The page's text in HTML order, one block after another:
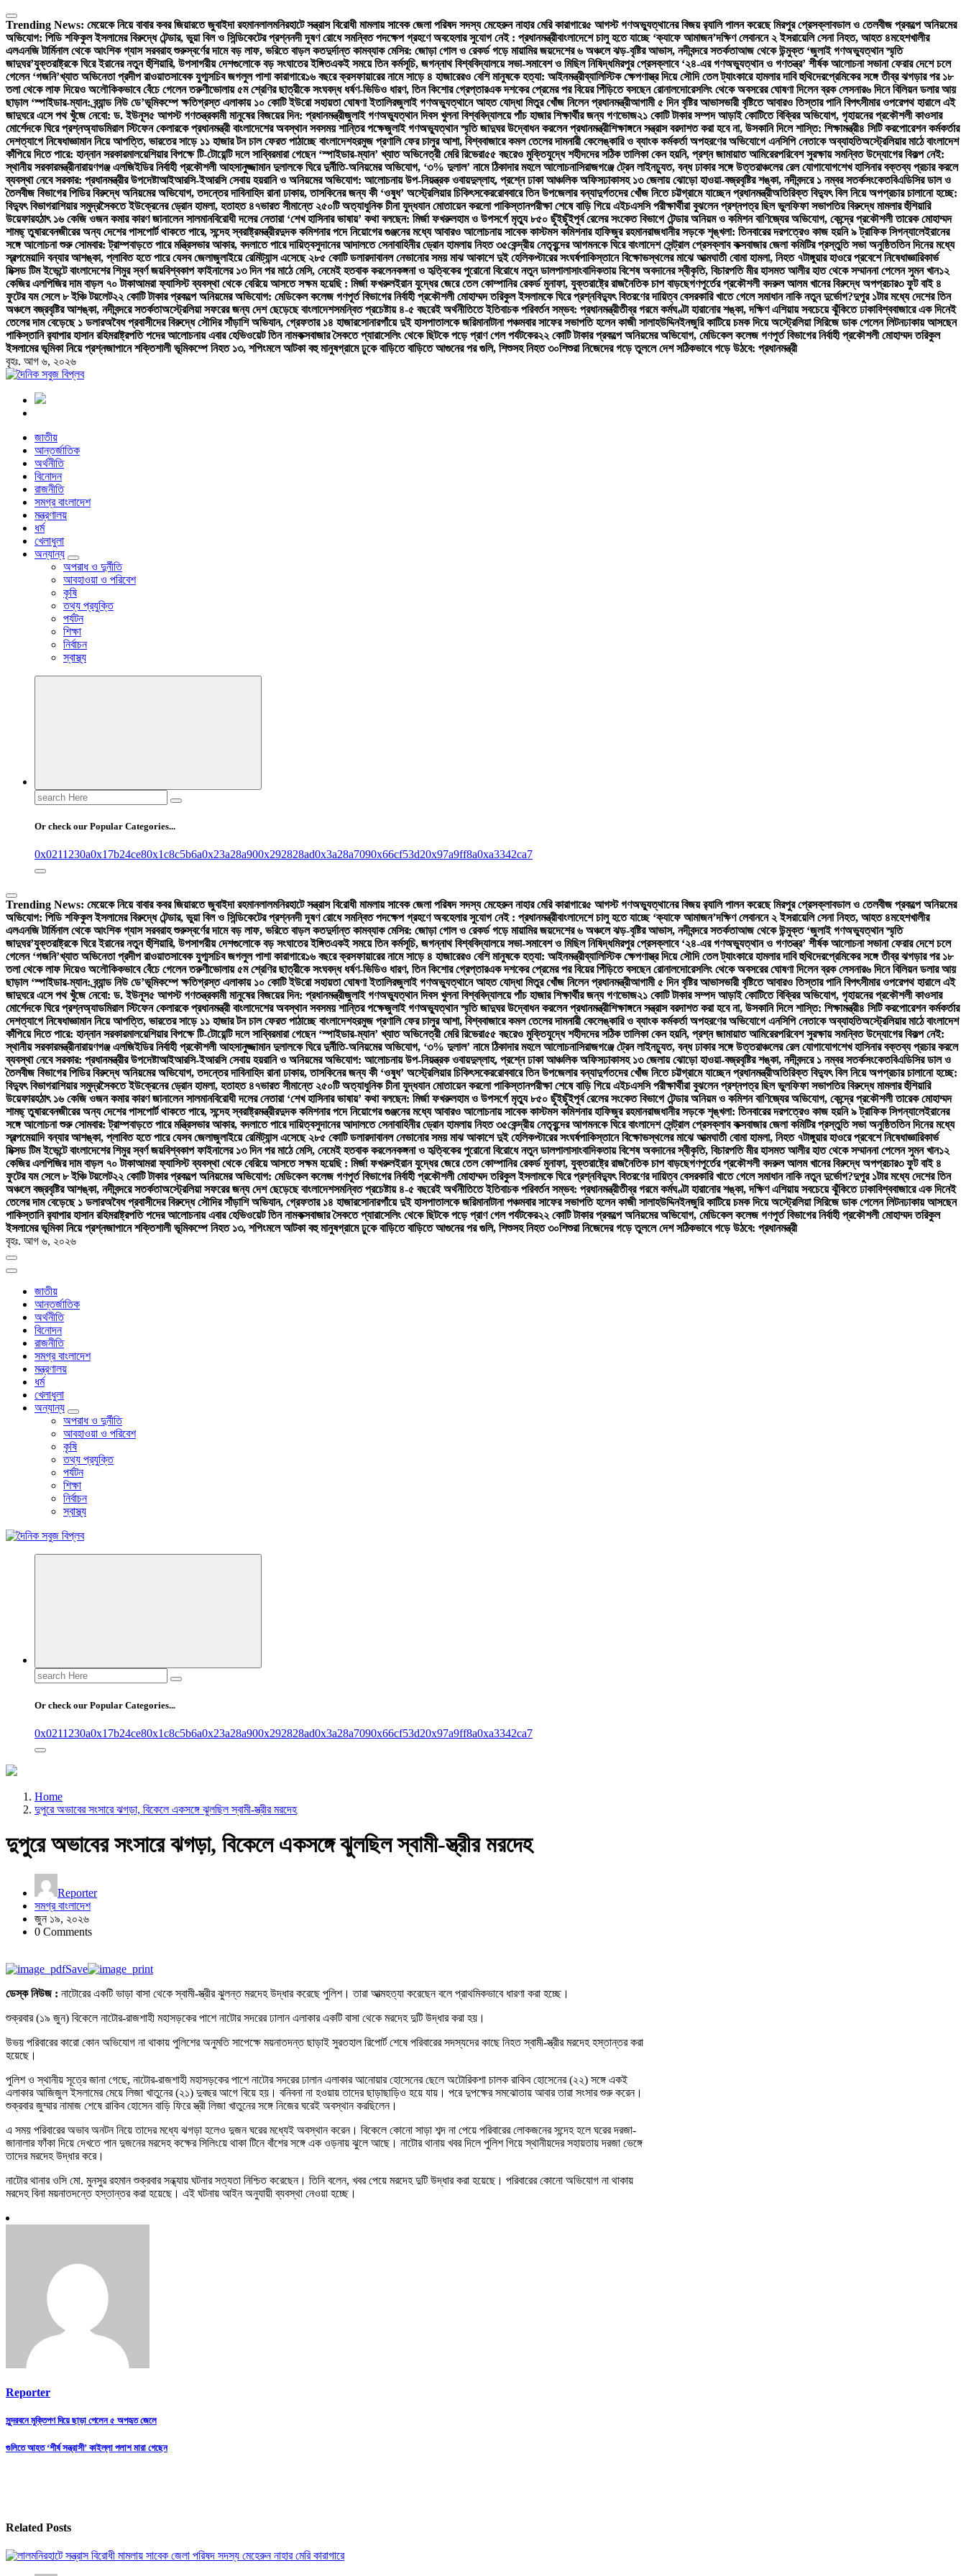
Skip
to
content
Trending News: মেয়েকে নিয়ে বাবার কবর জিয়ারতে জুবাইদা রহমানলালমনিরহাটে সন্ত্রাস বিরোধী মামলায় সাবেক জেলা পরিষদ সদস্য মেহেরুন নাহার মেরি কারাগারে৫ আগস্ট গণঅভ্যুত্থানের বিজয় র‍্যালি পালন করেছে মিরপুর প্রেসক্লাবডাল ও তেলবীজ প্রকল্পে অনিয়মের
অভিযোগ: পিডি শফিকুল ইসলামের বিরুদ্ধে টেন্ডার, ভুয়া বিল ও সিন্ডিকেটের প্রশ্ননদী দূষণ রোধে সমন্বিত পদক্ষেপ গ্রহণে অবহেলার সুযোগ নেই : প্রধানমন্ত্রীবাংলাদেশে চালু হতে যাচ্ছে ‘ক্যাফে আমাজন’দক্ষিণ লেবাননে ২ ইসরায়েলি সেনা নিহত, আহত ৪মহেশখালীর
এলএনজি টার্মিনাল থেকে আংশিক গ্যাস সরবরাহ শুরুস্বর্ণের দামে বড় লাফ, ভরিতে বাড়ল কতদুর্দান্ত কামব্যাক মেসির: জোড়া গোল ও রেকর্ড গড়ে মায়ামির জয়দেশের ৬ অঞ্চলে ঝড়-বৃষ্টির আভাস, নদীবন্দরে সতর্কতাআজ থেকে উন্মুক্ত ‘জুলাই গণঅভ্যুত্থান স্মৃতি
জাদুঘর’যুক্তরাষ্ট্রকে ঘিরে ইরানের নতুন হুঁশিয়ারি, উপসাগরীয় দেশগুলোকে বড় সংঘাতের ইঙ্গিতএকই সময়ে তিন কর্মসূচি, জগন্নাথ বিশ্ববিদ্যালয়ে সভা-সমাবেশ ও মিছিল নিষিদ্ধমিরপুর প্রেসক্লাবে ‘২৪-এর গণঅভ্যুত্থান ও গণতন্ত্র’ শীর্ষক আলোচনা সভানা ফেরার দেশে চলে
গেলেন ‘গজনি’খ্যাত অভিনেতা প্রদীপ রাওয়াতসাবেক যুগ্মসচিব জগলুল পাশা কারাগারে১৬ বছরে ক্রসফায়ারের নামে সাড়ে ৪ হাজারেরও বেশি মানুষকে হত্যা: আইনমন্ত্রীব্যালিস্টিক ক্ষেপণাস্ত্র দিয়ে সৌদি তেল ট্যাংকারে হামলার দাবি হুথিদেরপ্রেমিকের সঙ্গে তীব্র ঝগড়ার পর ১৮
তলা থেকে লাফ দিয়েও অলৌকিকভাবে বেঁচে গেলেন তরুণীভোলায় ৫ম শ্রেণির ছাত্রীকে সংঘবদ্ধ ধর্ষণ-ভিডিও ধারণ, তিন কিশোর গ্রেপ্তারএক দশকের প্রেমের পর বিয়ের পিঁড়িতে বসছেন রোনালদোরেসলিং থেকে অবসরের ঘোষণা দিলেন ব্রক লেসনার৬ দিনে বিলিয়ন ডলার আয়
ছাড়াল ‘স্পাইডার-ম্যান: ব্র্যান্ড নিউ ডে’ভূমিকম্পে ক্ষতিগ্রস্ত এলাকায় ১০ কোটি ইউরো সহায়তা ঘোষণা ইতালিরজুলাই গণঅভ্যুত্থানে আহত যোদ্ধা মিতুর খোঁজ নিলেন প্রধানমন্ত্রীআগামী ৫ দিন বৃষ্টির আভাসভারী বৃষ্টিতে আবারও তিস্তার পানি বিপৎসীমার ওপরেপথ হারালে এই
জাদুঘরে এসে পথ খুঁজে নেবো: ড. ইউনূস৫ আগস্ট গণতন্ত্রকামী মানুষের বিজয়ের দিন: প্রধানমন্ত্রীজুলাই গণঅভ্যুত্থান দিবস খুলনা বিশ্ববিদ্যালয়ে পাঁচ হাজার শিক্ষার্থীর জন্য গণভোজ২১ কোটি টাকার সম্পদ আড়াই কোটিতে বিক্রির অভিযোগ, গৃহায়নের প্রকৌশলী কাওসার
মোর্শেদকে ঘিরে প্রশ্নঅ্যাডমিরাল স্টিফেন কেলারকে প্রধানমন্ত্রী বাংলাদেশের অবস্থান সবসময় শান্তির পক্ষেজুলাই গণঅভ্যুত্থান স্মৃতি জাদুঘর উদ্বোধন করলেন প্রধানমন্ত্রীশিক্ষাঙ্গনে সন্ত্রাস বরদাশত করা হবে না, উসকানি দিলে শাস্তি: শিক্ষামন্ত্রী৪ সিটি করপোরেশন কর্মকর্তার
দেশত্যাগে নিষেধাজ্ঞামান নিয়ে আপত্তি, ভারতের সাড়ে ১১ হাজার টন চাল ফেরত পাঠাচ্ছে বাংলাদেশহরমুজ প্রণালি ফের চালুর আশা, বিশ্ববাজারে কমল তেলের দামনারী কেলেঙ্কারি ও ব্যাংক কর্মকর্তা অপহরণের অভিযোগে এনসিপি নেতাকে অব্যাহতিঅস্ট্রেলিয়ার মাঠে বাংলাদেশ
কাঁপিয়ে দিতে পারে: হান্নান সরকারমালয়েশিয়ার বিপক্ষে টি-টোয়েন্টি দলে সাব্বিরমারা গেছেন ‘স্পাইডার-ম্যান’ খ্যাত অভিনেত্রী মেরি রিভেরা৫৫ বছরেও মুক্তিযুদ্ধে শহীদদের সঠিক তালিকা কেন হয়নি, প্রশ্ন জামায়াত আমিরেরপরিবেশ সুরক্ষায় সমন্বিত উদ্যোগের বিকল্প নেই:
স্থানীয় সরকারমন্ত্রীনারায়ণগঞ্জ এলজিইডির নির্বাহী প্রকৌশলী আহসানুজ্জামান দুলালকে ঘিরে দুর্নীতি-অনিয়মের অভিযোগ, ‘৩% দুলাল’ নামে ঠিকাদার মহলে আলোচনাসিরাজগঞ্জে ট্রেন লাইনচ্যুত, বন্ধ ঢাকার সঙ্গে উত্তরাঞ্চলের রেল যোগাযোগশেখ হাসিনার বক্তব্য প্রচার করলে
ব্যবস্থা নেবে সরকার: প্রধানমন্ত্রীর উপদেষ্টাআইআরসি-ইআরসি সেবায় হয়রানি ও অনিয়মের অভিযোগ: আলোচনায় উপ-নিয়ন্ত্রক ওবায়দুল্লাহ, প্রশ্নে ঢাকা আঞ্চলিক অফিসঢাকাসহ ১৩ জেলায় ঝোড়ো হাওয়া-বজ্রবৃষ্টির শঙ্কা, নদীবন্দরে ১ নম্বর সতর্কসংকেতবিএডিসির ডাল ও
তৈলবীজ বিভাগের পিডির বিরুদ্ধে অনিয়মের অভিযোগ, তদন্তের দাবিনাহিদ রানা ঢাকায়, তাসকিনের জন্য কী ‘ওষুধ’ অস্ট্রেলিয়ার চিকিৎসকেররোববারে তিন উপজেলার বন্যাদুর্গতদের খোঁজ নিতে চট্টগ্রামে যাচ্ছেন প্রধানমন্ত্রীঅতিরিক্ত বিদ্যুৎ বিল নিয়ে অপপ্রচার চালানো হচ্ছে:
বিদ্যুৎ বিভাগরাশিয়ার সমুদ্রসৈকতে ইউক্রেনের ড্রোন হামলা, হতাহত ৪৭ভারত সীমান্তে ২৫০টি অত্যাধুনিক চীনা যুদ্ধযান মোতায়েন করলো পাকিস্তানপরীক্ষা শেষে বাড়ি গিয়ে এইচএসসি পরীক্ষার্থীরা বুঝলেন প্রশ্নপত্র ছিল ভুলফিফা সভাপতির বিরুদ্ধে মামলার হুঁশিয়ারি
উয়েফারহঠাৎ ১৬ কেজি ওজন কমার কারণ জানালেন সালমানবিরোধী দলের নেতারা ‘শেখ হাসিনার ভাষায়’ কথা বলছেন: মির্জা ফখরুলহাম ও উপসর্গে মৃত্যু ৮৫০ ছুঁইছুঁইপূর্ব রেলের সংকেত বিভাগে টেন্ডার অনিয়ম ও কমিশন বাণিজ্যের অভিযোগ, কেন্দ্রে প্রকৌশলী তারেক মোহাম্মদ
শামছ্ তুষারবেনজীরের অন্য দেশের পাসপোর্ট থাকতে পারে, সন্দেহ স্বরাষ্ট্রমন্ত্রীরদুদক কমিশনার পদে নিয়োগের গুঞ্জনের মধ্যে আবারও আলোচনায় সাবেক কাস্টমস কমিশনার হাফিজুর রহমানরাজধানীর সড়কে শৃঙ্খলা: তিনবারের দরপত্রেও কাজ হয়নি ৯ ট্রাফিক সিগন্যালেইরানের
সঙ্গে আলোচনা শুরু সোমবার: ট্রাম্পবাড়তে পারে মন্ত্রিসভার আকার, বদলাতে পারে দায়িত্বসুদানের আদালতে সেনাবাহিনীর ড্রোন হামলায় নিহত ৩৫কেন্দ্রীয় নেতৃবৃন্দের আগমনকে ঘিরে বাংলাদেশ সেন্ট্রাল প্রেসক্লাব কক্সবাজার জেলা কমিটির প্রস্তুতি সভা অনুষ্ঠিততিন দিনের মধ্যে
স্বল্পমেয়াদি বন্যার আশঙ্কা, প্লাবিত হতে পারে যেসব জেলাজুলাইয়ে রেমিট্যান্স এসেছে ২৮৫ কোটি ডলারদাবানল নেভানোর সময় মাঝ আকাশে দুই হেলিকপ্টারের সংঘর্ষপাকিস্তানে বিক্ষোভস্থলের মাঝে আত্মঘাতী বোমা হামলা, নিহত ৭টাঙ্গুয়ার হাওরে প্রবেশে নিষেধাজ্ঞারিকার্ভ
মিক্সড টিম ইভেন্টে বাংলাদেশের শিমুর স্বর্ণ জয়বিশ্বকাপ ফাইনালের ১৩ দিন পর মাঠে মেসি, নেমেই হতবাক করলেনকঙ্গনা ও হৃত্বিকের পুরোনো বিরোধে নতুন ডালপালাসাংবাদিকতায় বিশেষ অবদানের স্বীকৃতি, বিচারপতি মীর হাসমত আলীর হাত থেকে সম্মাননা পেলেন সুমন খান১২
কেজির এলপিজির দাম বাড়ল ৭০ টাকাআমরা ফ্যাসিস্ট ব্যবস্থা থেকে বেরিয়ে আসতে সক্ষম হয়েছি : মির্জা ফখরুলইরান যুদ্ধের জেরে তেল কোম্পানির রেকর্ড মুনাফা, যুক্তরাষ্ট্রে রাজনৈতিক চাপ বাড়ছেগণপূর্তের প্রকৌশলী বদরুল আলম খানের বিরুদ্ধে অপপ্রচার৩ ফুট বাই ৪
ফুটের যম সেলে ৮ ইঞ্চি টয়লেট২২ কোটি টাকার প্রকল্পে অনিয়মের অভিযোগ: মেডিকেল কলেজ গণপূর্ত বিভাগের নির্বাহী প্রকৌশলী মোহাম্মদ তরিকুল ইসলামকে ঘিরে প্রশ্নবিদ্যুৎ বিতরণের দায়িত্ব বেসরকারি খাতে গেলে সমাধান নাকি নতুন দুর্ভোগ?দুপুর ১টার মধ্যে দেশের তিন
অঞ্চলে বজ্রবৃষ্টির আশঙ্কা, নদীবন্দরে সতর্কতাঅস্ট্রেলিয়া সফরের জন্য দেশ ছেড়েছে বাংলাদেশসমন্বিত প্রচেষ্টায় ৪-৫ বছরেই অর্থনীতিতে ইতিবাচক পরিবর্তন সম্ভব: প্রধানমন্ত্রীতীব্র গরমে কর্মঘণ্টা হারানোর শঙ্কা, দক্ষিণ এশিয়ায় সবচেয়ে ঝুঁকিতে ঢাকাবিশ্ববাজারে এক দিনেই
তেলের দাম বেড়েছে ১ ডলারঅবৈধ প্রবাসীদের বিরুদ্ধে সৌদির সাঁড়াশি অভিযান, গ্রেফতার ১৪ হাজারসোনারগাঁয়ে দুই হাসপাতালকে জরিমানাটানা পঞ্চমবার সাফের সভাপতি হলেন কাজী সালাহউদ্দিনইনজুরি কাটিয়ে চমক দিয়ে অস্ট্রেলিয়া সিরিজে ডাক পেলেন লিটনঢাকায় আসছেন
পাকিস্তানি র‍্যাপার হাসান রহিমরাষ্ট্রপতি পদের আলোচনায় এবার হেভিওয়েট তিন নামকক্সবাজার সৈকতে প্যারাসেলিং থেকে ছিটকে পড়ে প্রাণ গেল পর্যটকের২২ কোটি টাকার প্রকল্পে অনিয়মের অভিযোগ, মেডিকেল কলেজ গণপূর্ত বিভাগের নির্বাহী প্রকৌশলী মোহাম্মদ তরিকুল
ইসলামের ভূমিকা নিয়ে প্রশ্নজাপানে শক্তিশালী ভূমিকম্পে নিহত ১৩, শপিংমলে আটকা বহু মানুষগ্রামে ঢুকে বাড়িতে বাড়িতে আগুনের পর গুলি, শিশুসহ নিহত ৩০শিশুরা নিজেদের গড়ে তুললে দেশ সঠিকভাবে গড়ে উঠবে: প্রধানমন্ত্রী
বৃহঃ. আগ ৬, ২০২৬
বাংলা নিউজ পেপার
জাতীয়
আন্তর্জাতিক
অর্থনীতি
বিনোদন
রাজনীতি
সমগ্র বাংলাদেশ
মন্ত্রণালয়
ধর্ম
খেলাধুলা
অন্যান্য
অপরাধ ও দুর্নীতি
আবহাওয়া ও পরিবেশ
কৃষি
তথ্য প্রযুক্তি
পর্যটন
শিক্ষা
নির্বাচন
স্বাস্থ্য
Search
for:
Or check our Popular Categories...
0x0211230a0x17b24ce80x1c8c5b6a0x23a28a900x292828ad0x3a28a7090x66cf53d20x97a9ff8a0xa3342ca7
Trending News: মেয়েকে নিয়ে বাবার কবর জিয়ারতে জুবাইদা রহমানলালমনিরহাটে সন্ত্রাস বিরোধী মামলায় সাবেক জেলা পরিষদ সদস্য মেহেরুন নাহার মেরি কারাগারে৫ আগস্ট গণঅভ্যুত্থানের বিজয় র‍্যালি পালন করেছে মিরপুর প্রেসক্লাবডাল ও তেলবীজ প্রকল্পে অনিয়মের
অভিযোগ: পিডি শফিকুল ইসলামের বিরুদ্ধে টেন্ডার, ভুয়া বিল ও সিন্ডিকেটের প্রশ্ননদী দূষণ রোধে সমন্বিত পদক্ষেপ গ্রহণে অবহেলার সুযোগ নেই : প্রধানমন্ত্রীবাংলাদেশে চালু হতে যাচ্ছে ‘ক্যাফে আমাজন’দক্ষিণ লেবাননে ২ ইসরায়েলি সেনা নিহত, আহত ৪মহেশখালীর
এলএনজি টার্মিনাল থেকে আংশিক গ্যাস সরবরাহ শুরুস্বর্ণের দামে বড় লাফ, ভরিতে বাড়ল কতদুর্দান্ত কামব্যাক মেসির: জোড়া গোল ও রেকর্ড গড়ে মায়ামির জয়দেশের ৬ অঞ্চলে ঝড়-বৃষ্টির আভাস, নদীবন্দরে সতর্কতাআজ থেকে উন্মুক্ত ‘জুলাই গণঅভ্যুত্থান স্মৃতি
জাদুঘর’যুক্তরাষ্ট্রকে ঘিরে ইরানের নতুন হুঁশিয়ারি, উপসাগরীয় দেশগুলোকে বড় সংঘাতের ইঙ্গিতএকই সময়ে তিন কর্মসূচি, জগন্নাথ বিশ্ববিদ্যালয়ে সভা-সমাবেশ ও মিছিল নিষিদ্ধমিরপুর প্রেসক্লাবে ‘২৪-এর গণঅভ্যুত্থান ও গণতন্ত্র’ শীর্ষক আলোচনা সভানা ফেরার দেশে চলে
গেলেন ‘গজনি’খ্যাত অভিনেতা প্রদীপ রাওয়াতসাবেক যুগ্মসচিব জগলুল পাশা কারাগারে১৬ বছরে ক্রসফায়ারের নামে সাড়ে ৪ হাজারেরও বেশি মানুষকে হত্যা: আইনমন্ত্রীব্যালিস্টিক ক্ষেপণাস্ত্র দিয়ে সৌদি তেল ট্যাংকারে হামলার দাবি হুথিদেরপ্রেমিকের সঙ্গে তীব্র ঝগড়ার পর ১৮
তলা থেকে লাফ দিয়েও অলৌকিকভাবে বেঁচে গেলেন তরুণীভোলায় ৫ম শ্রেণির ছাত্রীকে সংঘবদ্ধ ধর্ষণ-ভিডিও ধারণ, তিন কিশোর গ্রেপ্তারএক দশকের প্রেমের পর বিয়ের পিঁড়িতে বসছেন রোনালদোরেসলিং থেকে অবসরের ঘোষণা দিলেন ব্রক লেসনার৬ দিনে বিলিয়ন ডলার আয়
ছাড়াল ‘স্পাইডার-ম্যান: ব্র্যান্ড নিউ ডে’ভূমিকম্পে ক্ষতিগ্রস্ত এলাকায় ১০ কোটি ইউরো সহায়তা ঘোষণা ইতালিরজুলাই গণঅভ্যুত্থানে আহত যোদ্ধা মিতুর খোঁজ নিলেন প্রধানমন্ত্রীআগামী ৫ দিন বৃষ্টির আভাসভারী বৃষ্টিতে আবারও তিস্তার পানি বিপৎসীমার ওপরেপথ হারালে এই
জাদুঘরে এসে পথ খুঁজে নেবো: ড. ইউনূস৫ আগস্ট গণতন্ত্রকামী মানুষের বিজয়ের দিন: প্রধানমন্ত্রীজুলাই গণঅভ্যুত্থান দিবস খুলনা বিশ্ববিদ্যালয়ে পাঁচ হাজার শিক্ষার্থীর জন্য গণভোজ২১ কোটি টাকার সম্পদ আড়াই কোটিতে বিক্রির অভিযোগ, গৃহায়নের প্রকৌশলী কাওসার
মোর্শেদকে ঘিরে প্রশ্নঅ্যাডমিরাল স্টিফেন কেলারকে প্রধানমন্ত্রী বাংলাদেশের অবস্থান সবসময় শান্তির পক্ষেজুলাই গণঅভ্যুত্থান স্মৃতি জাদুঘর উদ্বোধন করলেন প্রধানমন্ত্রীশিক্ষাঙ্গনে সন্ত্রাস বরদাশত করা হবে না, উসকানি দিলে শাস্তি: শিক্ষামন্ত্রী৪ সিটি করপোরেশন কর্মকর্তার
দেশত্যাগে নিষেধাজ্ঞামান নিয়ে আপত্তি, ভারতের সাড়ে ১১ হাজার টন চাল ফেরত পাঠাচ্ছে বাংলাদেশহরমুজ প্রণালি ফের চালুর আশা, বিশ্ববাজারে কমল তেলের দামনারী কেলেঙ্কারি ও ব্যাংক কর্মকর্তা অপহরণের অভিযোগে এনসিপি নেতাকে অব্যাহতিঅস্ট্রেলিয়ার মাঠে বাংলাদেশ
কাঁপিয়ে দিতে পারে: হান্নান সরকারমালয়েশিয়ার বিপক্ষে টি-টোয়েন্টি দলে সাব্বিরমারা গেছেন ‘স্পাইডার-ম্যান’ খ্যাত অভিনেত্রী মেরি রিভেরা৫৫ বছরেও মুক্তিযুদ্ধে শহীদদের সঠিক তালিকা কেন হয়নি, প্রশ্ন জামায়াত আমিরেরপরিবেশ সুরক্ষায় সমন্বিত উদ্যোগের বিকল্প নেই:
স্থানীয় সরকারমন্ত্রীনারায়ণগঞ্জ এলজিইডির নির্বাহী প্রকৌশলী আহসানুজ্জামান দুলালকে ঘিরে দুর্নীতি-অনিয়মের অভিযোগ, ‘৩% দুলাল’ নামে ঠিকাদার মহলে আলোচনাসিরাজগঞ্জে ট্রেন লাইনচ্যুত, বন্ধ ঢাকার সঙ্গে উত্তরাঞ্চলের রেল যোগাযোগশেখ হাসিনার বক্তব্য প্রচার করলে
ব্যবস্থা নেবে সরকার: প্রধানমন্ত্রীর উপদেষ্টাআইআরসি-ইআরসি সেবায় হয়রানি ও অনিয়মের অভিযোগ: আলোচনায় উপ-নিয়ন্ত্রক ওবায়দুল্লাহ, প্রশ্নে ঢাকা আঞ্চলিক অফিসঢাকাসহ ১৩ জেলায় ঝোড়ো হাওয়া-বজ্রবৃষ্টির শঙ্কা, নদীবন্দরে ১ নম্বর সতর্কসংকেতবিএডিসির ডাল ও
তৈলবীজ বিভাগের পিডির বিরুদ্ধে অনিয়মের অভিযোগ, তদন্তের দাবিনাহিদ রানা ঢাকায়, তাসকিনের জন্য কী ‘ওষুধ’ অস্ট্রেলিয়ার চিকিৎসকেররোববারে তিন উপজেলার বন্যাদুর্গতদের খোঁজ নিতে চট্টগ্রামে যাচ্ছেন প্রধানমন্ত্রীঅতিরিক্ত বিদ্যুৎ বিল নিয়ে অপপ্রচার চালানো হচ্ছে:
বিদ্যুৎ বিভাগরাশিয়ার সমুদ্রসৈকতে ইউক্রেনের ড্রোন হামলা, হতাহত ৪৭ভারত সীমান্তে ২৫০টি অত্যাধুনিক চীনা যুদ্ধযান মোতায়েন করলো পাকিস্তানপরীক্ষা শেষে বাড়ি গিয়ে এইচএসসি পরীক্ষার্থীরা বুঝলেন প্রশ্নপত্র ছিল ভুলফিফা সভাপতির বিরুদ্ধে মামলার হুঁশিয়ারি
উয়েফারহঠাৎ ১৬ কেজি ওজন কমার কারণ জানালেন সালমানবিরোধী দলের নেতারা ‘শেখ হাসিনার ভাষায়’ কথা বলছেন: মির্জা ফখরুলহাম ও উপসর্গে মৃত্যু ৮৫০ ছুঁইছুঁইপূর্ব রেলের সংকেত বিভাগে টেন্ডার অনিয়ম ও কমিশন বাণিজ্যের অভিযোগ, কেন্দ্রে প্রকৌশলী তারেক মোহাম্মদ
শামছ্ তুষারবেনজীরের অন্য দেশের পাসপোর্ট থাকতে পারে, সন্দেহ স্বরাষ্ট্রমন্ত্রীরদুদক কমিশনার পদে নিয়োগের গুঞ্জনের মধ্যে আবারও আলোচনায় সাবেক কাস্টমস কমিশনার হাফিজুর রহমানরাজধানীর সড়কে শৃঙ্খলা: তিনবারের দরপত্রেও কাজ হয়নি ৯ ট্রাফিক সিগন্যালেইরানের
সঙ্গে আলোচনা শুরু সোমবার: ট্রাম্পবাড়তে পারে মন্ত্রিসভার আকার, বদলাতে পারে দায়িত্বসুদানের আদালতে সেনাবাহিনীর ড্রোন হামলায় নিহত ৩৫কেন্দ্রীয় নেতৃবৃন্দের আগমনকে ঘিরে বাংলাদেশ সেন্ট্রাল প্রেসক্লাব কক্সবাজার জেলা কমিটির প্রস্তুতি সভা অনুষ্ঠিততিন দিনের মধ্যে
স্বল্পমেয়াদি বন্যার আশঙ্কা, প্লাবিত হতে পারে যেসব জেলাজুলাইয়ে রেমিট্যান্স এসেছে ২৮৫ কোটি ডলারদাবানল নেভানোর সময় মাঝ আকাশে দুই হেলিকপ্টারের সংঘর্ষপাকিস্তানে বিক্ষোভস্থলের মাঝে আত্মঘাতী বোমা হামলা, নিহত ৭টাঙ্গুয়ার হাওরে প্রবেশে নিষেধাজ্ঞারিকার্ভ
মিক্সড টিম ইভেন্টে বাংলাদেশের শিমুর স্বর্ণ জয়বিশ্বকাপ ফাইনালের ১৩ দিন পর মাঠে মেসি, নেমেই হতবাক করলেনকঙ্গনা ও হৃত্বিকের পুরোনো বিরোধে নতুন ডালপালাসাংবাদিকতায় বিশেষ অবদানের স্বীকৃতি, বিচারপতি মীর হাসমত আলীর হাত থেকে সম্মাননা পেলেন সুমন খান১২
কেজির এলপিজির দাম বাড়ল ৭০ টাকাআমরা ফ্যাসিস্ট ব্যবস্থা থেকে বেরিয়ে আসতে সক্ষম হয়েছি : মির্জা ফখরুলইরান যুদ্ধের জেরে তেল কোম্পানির রেকর্ড মুনাফা, যুক্তরাষ্ট্রে রাজনৈতিক চাপ বাড়ছেগণপূর্তের প্রকৌশলী বদরুল আলম খানের বিরুদ্ধে অপপ্রচার৩ ফুট বাই ৪
ফুটের যম সেলে ৮ ইঞ্চি টয়লেট২২ কোটি টাকার প্রকল্পে অনিয়মের অভিযোগ: মেডিকেল কলেজ গণপূর্ত বিভাগের নির্বাহী প্রকৌশলী মোহাম্মদ তরিকুল ইসলামকে ঘিরে প্রশ্নবিদ্যুৎ বিতরণের দায়িত্ব বেসরকারি খাতে গেলে সমাধান নাকি নতুন দুর্ভোগ?দুপুর ১টার মধ্যে দেশের তিন
অঞ্চলে বজ্রবৃষ্টির আশঙ্কা, নদীবন্দরে সতর্কতাঅস্ট্রেলিয়া সফরের জন্য দেশ ছেড়েছে বাংলাদেশসমন্বিত প্রচেষ্টায় ৪-৫ বছরেই অর্থনীতিতে ইতিবাচক পরিবর্তন সম্ভব: প্রধানমন্ত্রীতীব্র গরমে কর্মঘণ্টা হারানোর শঙ্কা, দক্ষিণ এশিয়ায় সবচেয়ে ঝুঁকিতে ঢাকাবিশ্ববাজারে এক দিনেই
তেলের দাম বেড়েছে ১ ডলারঅবৈধ প্রবাসীদের বিরুদ্ধে সৌদির সাঁড়াশি অভিযান, গ্রেফতার ১৪ হাজারসোনারগাঁয়ে দুই হাসপাতালকে জরিমানাটানা পঞ্চমবার সাফের সভাপতি হলেন কাজী সালাহউদ্দিনইনজুরি কাটিয়ে চমক দিয়ে অস্ট্রেলিয়া সিরিজে ডাক পেলেন লিটনঢাকায় আসছেন
পাকিস্তানি র‍্যাপার হাসান রহিমরাষ্ট্রপতি পদের আলোচনায় এবার হেভিওয়েট তিন নামকক্সবাজার সৈকতে প্যারাসেলিং থেকে ছিটকে পড়ে প্রাণ গেল পর্যটকের২২ কোটি টাকার প্রকল্পে অনিয়মের অভিযোগ, মেডিকেল কলেজ গণপূর্ত বিভাগের নির্বাহী প্রকৌশলী মোহাম্মদ তরিকুল
ইসলামের ভূমিকা নিয়ে প্রশ্নজাপানে শক্তিশালী ভূমিকম্পে নিহত ১৩, শপিংমলে আটকা বহু মানুষগ্রামে ঢুকে বাড়িতে বাড়িতে আগুনের পর গুলি, শিশুসহ নিহত ৩০শিশুরা নিজেদের গড়ে তুললে দেশ সঠিকভাবে গড়ে উঠবে: প্রধানমন্ত্রী
বৃহঃ. আগ ৬, ২০২৬
জাতীয়
আন্তর্জাতিক
অর্থনীতি
বিনোদন
রাজনীতি
সমগ্র বাংলাদেশ
মন্ত্রণালয়
ধর্ম
খেলাধুলা
অন্যান্য
অপরাধ ও দুর্নীতি
আবহাওয়া ও পরিবেশ
কৃষি
তথ্য প্রযুক্তি
পর্যটন
শিক্ষা
নির্বাচন
স্বাস্থ্য
বাংলা নিউজ পেপার
Search
for:
Or check our Popular Categories...
0x0211230a0x17b24ce80x1c8c5b6a0x23a28a900x292828ad0x3a28a7090x66cf53d20x97a9ff8a0xa3342ca7
Home
দুপুরে অভাবের সংসারে ঝগড়া, বিকেলে একসঙ্গে ঝুলছিল স্বামী-স্ত্রীর মরদেহ
দুপুরে অভাবের সংসারে ঝগড়া, বিকেলে একসঙ্গে ঝুলছিল স্বামী-স্ত্রীর মরদেহ
Reporter
সমগ্র বাংলাদেশ
জুন ১৯, ২০২৬
0 Comments
Save
ডেস্ক নিউজ : নাটোরের একটি ভাড়া বাসা থেকে স্বামী-স্ত্রীর ঝুলন্ত মরদেহ উদ্ধার করেছে পুলিশ। তারা আত্মহত্যা করেছেন বলে প্রাথমিকভাবে ধারণা করা হচ্ছে।
শুক্রবার (১৯ জুন) বিকেলে নাটোর-রাজশাহী মহাসড়কের পাশে নাটোর সদরের ঢালান এলাকার একটি বাসা থেকে মরদেহ দুটি উদ্ধার করা হয়।
উভয় পরিবারের কারো কোন অভিযোগ না থাকায় পুলিশের অনুমতি সাপেক্ষে ময়নাতদন্ত ছাড়াই সুরতহাল রিপোর্ট শেষে পরিবারের সদস্যদের কাছে নিহত স্বামী-স্ত্রীর মরদেহ হস্তান্তর করা
হয়েছে।
পুলিশ ও স্থানীয় সূত্রে জানা গেছে, নাটোর-রাজশাহী মহাসড়কের পাশে নাটোর সদরের ঢালান এলাকার আনোয়ার হোসেনের ছেলে অটোরিকশা চালক রাকিব হোসেনের (২২) সঙ্গে একই
এলাকার আজিজুল ইসলামের মেয়ে লিজা খাতুনের (২১) দুবছর আগে বিয়ে হয়। বনিবনা না হওয়ায় তাদের ছাড়াছাড়িও হয়ে যায়। পরে দুপক্ষের সমঝোতায় আবার তারা সংসার শুরু করেন।
শুক্রবার জুম্মার নামাজ শেষে রাকিব হোসেন বাড়ি ফিরে স্ত্রী লিজা খাতুনের সঙ্গে নিজের ঘরেই অবস্থান করছিলেন।
এ সময় পরিবারের অভাব অনটন নিয়ে তাদের মধ্যে ঝগড়া হলেও দুজন ঘরের মধ্যেই অবস্থান করেন। বিকেলে কোনো সাড়া শব্দ না পেয়ে পরিবারের লোকজনের সন্দেহ হলে ঘরের দরজা-
জানালার ফাঁকা দিয়ে দেখতে পান দুজনের মরদেহ কক্ষের সিলিংয়ে থাকা টিনে বাঁশের সঙ্গে এক ওড়নায় ঝুলে আছে। নাটোর থানায় খবর দিলে পুলিশ গিয়ে স্থানীয়দের সহায়তায় দরজা ভেঙ্গে
তাদের মরদেহ উদ্ধার করে।
নাটোর থানার ওসি মো. মুনসুর রহমান শুক্রবার সন্ধ্যায় ঘটনার সত্যতা নিশ্চিত করেছেন। তিনি বলেন, খবর পেয়ে মরদেহ দুটি উদ্ধার করা হয়েছে। পরিবারের কোনো অভিযোগ না থাকায়
মরদেহ বিনা ময়নাতদন্তে হস্তান্তর করা হয়েছে। এই ঘটনায় আইন অনুযায়ী ব্যবস্থা নেওয়া হচ্ছে।
Reporter
Post
navigation
সুন্দরবনে মুক্তিপণ দিয়ে ছাড়া পেলেন ৫ অপহৃত জেলে
গুলিতে আহত ‘শীর্ষ সন্ত্রাসী’ কাইল্লা পলাশ মারা গেছেন
Related Posts